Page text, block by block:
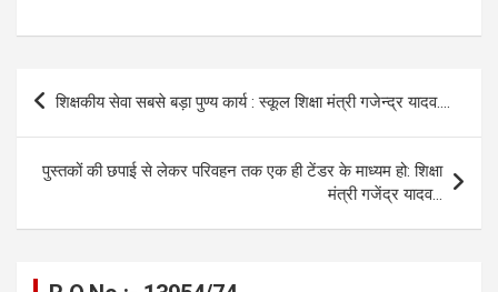
ce
b
o
o
k
se
g
er
at
s
A
p
p
e
a
m
ail py
Li
n
k
ar
Post
शिक्षकीय सेवा सबसे बड़ा पुण्य कार्य : स्कूल शिक्षा मंत्री गजेन्द्र यादव….
पुस्तकों की छपाई से लेकर परिवहन तक एक ही टेंडर के माध्यम हो: शिक्षा
मंत्री गजेंद्र यादव…